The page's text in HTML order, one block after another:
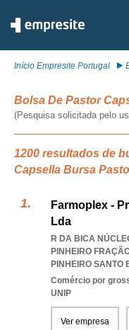
Início Empresite Portugal
Bolsa De Pastor
(Pesquisa solicitada pelo
1200 resultados de
Capsella Bursa
Farmoplex -
Lda
R DA BICA
PINHEIRO
PINHEIRO SANTO
Comércio por
UNIP
Ver empresa